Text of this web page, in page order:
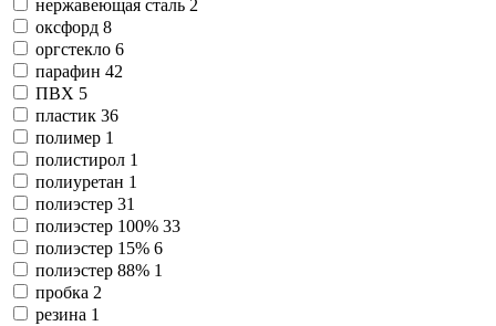
нержавеющая сталь 2
оксфорд 8
оргстекло 6
парафин 42
ПВХ 5
пластик 36
полимер 1
полистирол 1
полиуретан 1
полиэстер 31
полиэстер 100% 33
полиэстер 15% 6
полиэстер 88% 1
пробка 2
резина 1